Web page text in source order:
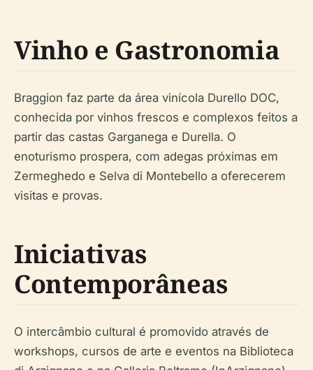
Vinho e Gastronomia
Braggion faz parte da área vinícola Durello DOC,
conhecida por vinhos frescos e complexos feitos a
partir das castas Garganega e Durella. O
enoturismo prospera, com adegas próximas em
Zermeghedo e Selva di Montebello a oferecerem
visitas e provas.
Iniciativas
Contemporâneas
O intercâmbio cultural é promovido através de
workshops, cursos de arte e eventos na Biblioteca